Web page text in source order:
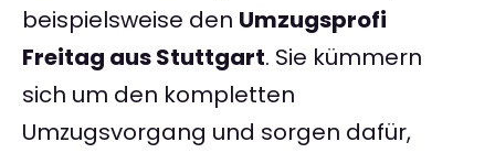
beispielsweise den Umzugsprofi
Freitag aus Stuttgart. Sie kümmern
sich um den kompletten
Umzugsvorgang und sorgen dafür,